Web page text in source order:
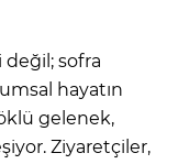
değil; sofra
hayatın
gelenek,
Ziyaretçiler,